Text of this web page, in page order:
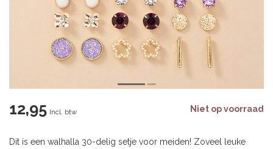
12,95 Incl. btw Niet op voorraad
Dit is een walhalla 30-delig setje voor meiden! Zoveel leuke